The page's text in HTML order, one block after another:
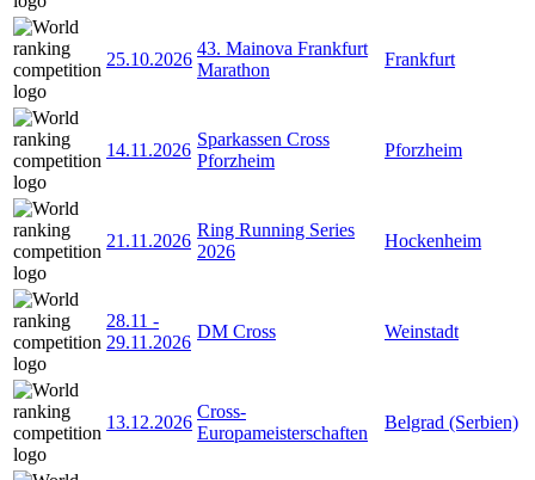
25.10.2026
43. Mainova Frankfurt
Marathon
Frankfurt
14.11.2026
Sparkassen Cross
Pforzheim
Pforzheim
21.11.2026
Ring Running Series
2026
Hockenheim
28.11 -
29.11.2026
DM Cross Weinstadt
13.12.2026
Cross-
Europameisterschaften
Belgrad (Serbien)